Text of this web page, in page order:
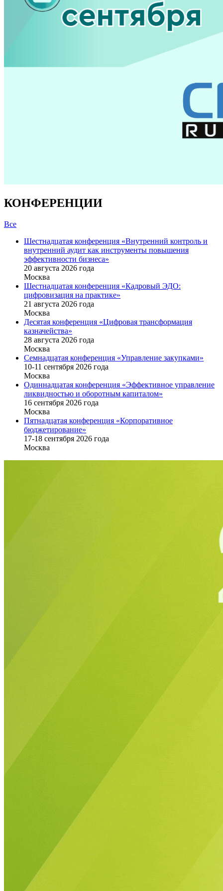
КОНФЕРЕНЦИИ
Все
Шестнадцатая конференция «Внутренний контроль и
внутренний аудит как инструменты повышения
эффективности бизнеса»
20 августа 2026 года
Москва
Шестнадцатая конференция «Кадровый ЭДО:
цифровизация на практике»
21 августа 2026 года
Москва
Десятая конференция «Цифровая трансформация
казначейства»
28 августа 2026 года
Москва
Семнадцатая конференция «Управление закупками»
10-11 сентября 2026 года
Москва
Одиннадцатая конференция «Эффективное управление
ликвидностью и оборотным капиталом»
16 cентября 2026 года
Москва
Пятнадцатая конференция «Корпоративное
бюджетирование»
17-18 сентября 2026 года
Москва